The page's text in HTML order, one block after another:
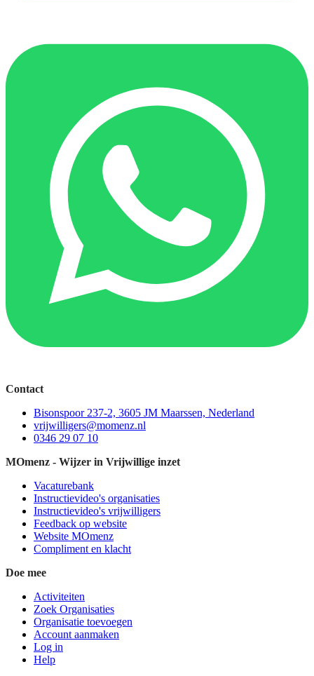
Contact
Bisonspoor 237-2, 3605 JM Maarssen, Nederland
vrijwilligers@momenz.nl
0346 29 07 10
MOmenz - Wijzer in Vrijwillige inzet
Vacaturebank
Instructievideo's organisaties
Instructievideo's vrijwilligers
Feedback op website
Website MOmenz
Compliment en klacht
Doe mee
Activiteiten
Zoek Organisaties
Organisatie toevoegen
Account aanmaken
Log in
Help